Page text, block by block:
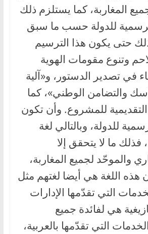
المغاربة، كما يستلزم ذلك
للدولة حسب ما سبق
حتى يكون هذا الترسيم
وتنوع مقومات الهوية
في تصدير الدستور، و«آلية
والتضامن الوطني»، كما
للمشروع. وأن تكون
للدولة، وبالتالي لغة
فذلك ما لا يتحقق إلا
والموحّد لجميع المغاربة،
هذه اللغة هي أيضا لغتهم مثل
التي تقدّمها الإدارات
هي لفائدة جميع
التي تقدّمها بالعربية،